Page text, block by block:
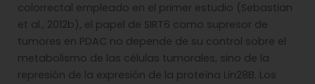
colorrectal empleado en el primer estudio (Sebastian
et al., 2012b), el papel de SIRT6 como supresor de
tumores en PDAC no depende de su control sobre el
metabolismo de las células tumorales, sino de la
represión de la expresión de la proteína Lin28B. Los